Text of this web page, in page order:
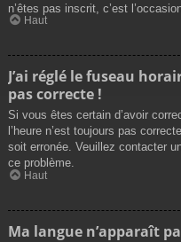
n’êtes pas inscrit, c’est
Haut
J’ai réglé le fuseau
pas correcte !
Si vous êtes certain d’avoir
l’heure n’est toujours pas
soit erronée. Veuillez contacter
ce problème.
Haut
Ma langue n’apparaît